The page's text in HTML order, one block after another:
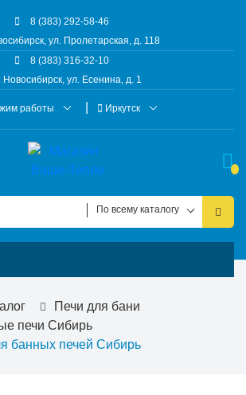
8 (383) 292-58-46
ул. Пролетарская, д. 118
8 (383) 316-32-10
Новосибирск, ул. Есенина, д. 1
работы Иркутск
По всему каталогу
Печи для бани
печи Сибирь
банных печей Сибирь